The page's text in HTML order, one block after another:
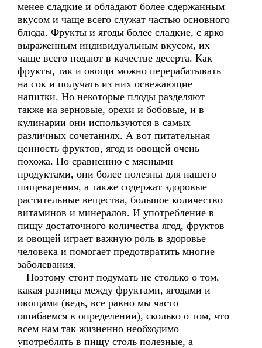
менее сладкие и обладают более сдержанным
вкусом и чаще всего служат частью основного
блюда. Фрукты и ягоды более сладкие, с ярко
выраженным индивидуальным вкусом, их
чаще всего подают в качестве десерта. Как
фрукты, так и овощи можно перерабатывать
на сок и получать из них освежающие
напитки. Но некоторые плоды разделяют
также на зерновые, орехи и бобовые, и в
кулинарии они используются в самых
различных сочетаниях. А вот питательная
ценность фруктов, ягод и овощей очень
похожа. По сравнению с мясными
продуктами, они более полезны для нашего
пищеварения, а также содержат здоровые
растительные вещества, большое количество
витаминов и минералов. И употребление в
пищу достаточного количества ягод, фруктов
и овощей играет важную роль в здоровье
человека и помогает предотвратить многие
заболевания.
Поэтому стоит подумать не столько о том,
какая разница между фруктами, ягодами и
овощами (ведь, все равно мы часто
ошибаемся в определении), сколько о том, что
всем нам так жизненно необходимо
употреблять в пищу столь полезные, а